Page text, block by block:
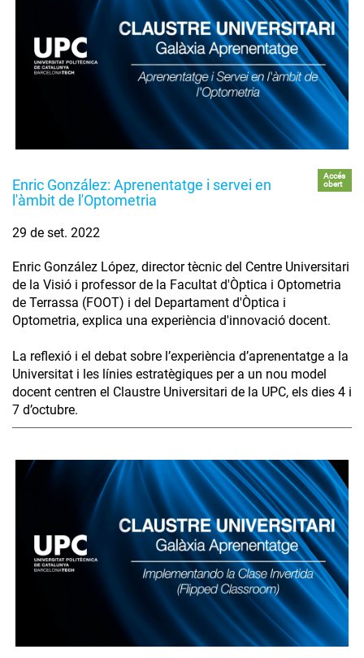
Enric González: Aprenentatge i servei en
l'àmbit de l'Optometria
Accés
obert
29 de set. 2022
Enric González López, director tècnic del Centre Universitari
de la Visió i professor de la Facultat d'Òptica i Optometria
de Terrassa (FOOT) i del Departament d'Òptica i
Optometria, explica una experiència d'innovació docent.
La reflexió i el debat sobre l’experiència d’aprenentatge a la
Universitat i les línies estratègiques per a un nou model
docent centren el Claustre Universitari de la UPC, els dies 4 i
7 d’octubre.